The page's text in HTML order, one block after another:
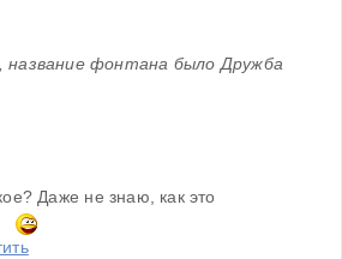
название фонтана было Дружба
Даже не знаю, как это